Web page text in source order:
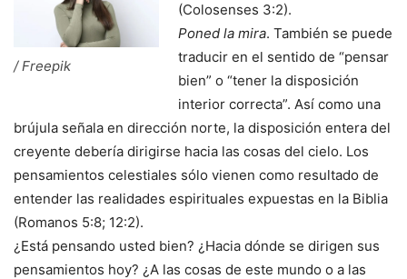
/ Freepik
(Colosenses 3:2).
Poned la mira. También se puede
traducir en el sentido de “pensar
bien” o “tener la disposición
interior correcta”. Así como una
brújula señala en dirección norte, la disposición entera del
creyente debería dirigirse hacia las cosas del cielo. Los
pensamientos celestiales sólo vienen como resultado de
entender las realidades espirituales expuestas en la Biblia
(Romanos 5:8; 12:2).
¿Está pensando usted bien? ¿Hacia dónde se dirigen sus
pensamientos hoy? ¿A las cosas de este mundo o a las